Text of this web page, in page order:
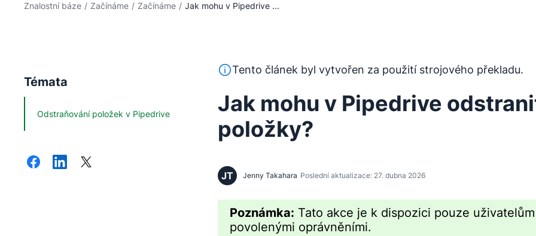
Znalostní báze / Začínáme / Začínáme / Jak mohu v Pipedrive ...
Témata
Odstraňování položek v Pipedrive
Tento text byl přeložen z angličtiny pomocí nástroje pro strojový
Tento článek byl vytvořen za použití strojového překladu.
Jak mohu v Pipedrive
položky?
JT Jenny Takahara Poslední aktualizace: 27. dubna 2026
Poznámka: Tato akce je k dispozici pouze
povolenými oprávněními.